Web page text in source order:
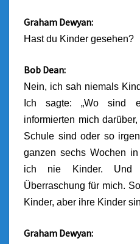
Graham Dewyan:
Hast du Kinder gesehen?
Bob Dean:
Nein, ich sah niemals
Ich sagte: „Wo sind
informierten mich
Schule sind oder so
ganzen sechs Wochen
ich nie Kinder.
Überraschung für mich.
Kinder, aber ihre Kinder
Graham Dewyan: